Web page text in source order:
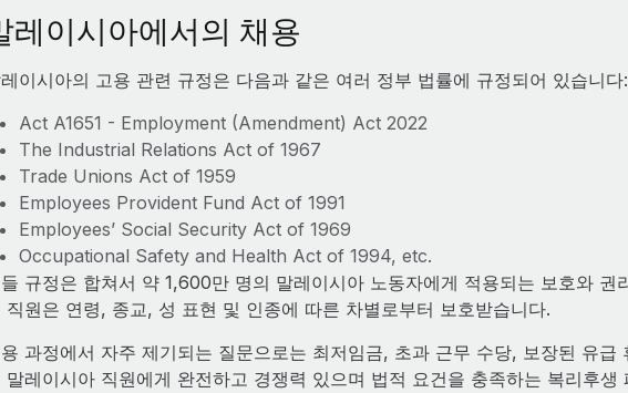
레이시아에서의 채용
이시아의 고용 관련 규정은 다음과 같은 여러 정부 법률에 규정되어 있습니다:
Act A1651 - Employment (Amendment) Act 2022
The Industrial Relations Act of 1967
Trade Unions Act of 1959
Employees Provident Fund Act of 1991
Employees’ Social Security Act of 1969
Occupational Safety and Health Act of 1994, etc.
규정은 합쳐서 약 1,600만 명의 말레이시아 노동자에게 적용되는 보호와 권
직원은 연령, 종교, 성 표현 및 인종에 따른 차별로부터 보호받습니다.
과정에서 자주 제기되는 질문으로는 최저임금, 초과 근무 수당, 보장된 유급
말레이시아 직원에게 완전하고 경쟁력 있으며 법적 요건을 충족하는 복리후생